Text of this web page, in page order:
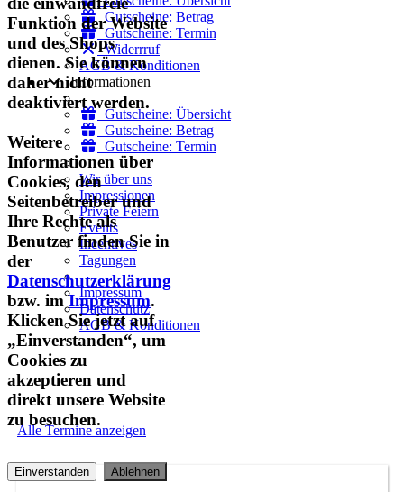
Funktion der Website
und des Shops
dienen. Sie können
daher nicht
deaktiviert werden.
Weitere
Informationen über
Cookies, den
Seitenbetreiber und
Ihre Rechte als
Benutzer finden Sie in
der
Datenschutzerklärung
bzw. imImpressum.
Klicken Sie jetzt auf
„Einverstanden“, um
Cookies zu
akzeptieren und
direkt unsere Website
zu besuchen.
Einverstanden Ablehnen
Gutscheine: Betrag
Gutscheine: Termin
Widerrruf
AGB & Konditionen
Informationen
Gutscheine: Übersicht
Gutscheine: Betrag
Gutscheine: Termin
Wir über uns
Impressionen
Private Feiern
Events
Incentives
Tagungen
Impressum
Datenschutz
AGB & Konditionen
Alle Termine anzeigen